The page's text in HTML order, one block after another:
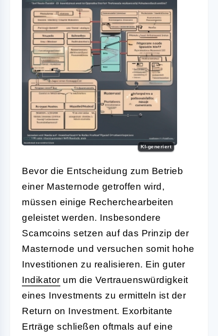
KI-generiert
Bevor die Entscheidung zum Betrieb
einer Masternode getroffen wird,
müssen einige Recherchearbeiten
geleistet werden. Insbesondere
Scamcoins setzen auf das Prinzip der
Masternode und versuchen somit hohe
Investitionen zu realisieren. Ein guter
Indikator um die Vertrauenswürdigkeit
eines Investments zu ermitteln ist der
Return on Investment. Exorbitante
Erträge schließen oftmals auf eine